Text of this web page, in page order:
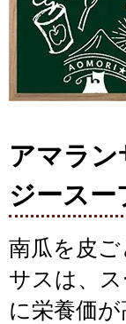
アマラ
ジースー
南瓜を皮
サスは、
に栄養価